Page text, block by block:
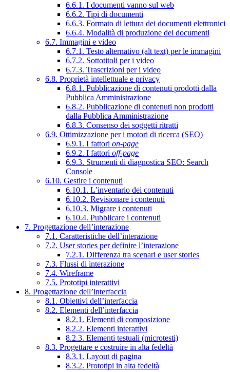
6.6.1. I documenti vanno sul web
6.6.2. Tipi di documenti
6.6.3. Formato di lettura dei documenti elettronici
6.6.4. Modalità di produzione dei documenti
6.7. Immagini e video
6.7.1. Testo alternativo (alt text) per le immagini
6.7.2. Sottotitoli per i video
6.7.3. Trascrizioni per i video
6.8. Proprietà intellettuale e privacy
6.8.1. Pubblicazione di contenuti prodotti dalla
Pubblica Amministrazione
6.8.2. Pubblicazione di contenuti non prodotti
dalla Pubblica Amministrazione
6.8.3. Consenso dei soggetti ritratti
6.9. Ottimizzazione per i motori di ricerca (SEO)
6.9.1. I fattori on-page
6.9.2. I fattori off-page
6.9.3. Strumenti di diagnostica SEO: Search
Console
6.10. Gestire i contenuti
6.10.1. L’inventario dei contenuti
6.10.2. Revisionare i contenuti
6.10.3. Migrare i contenuti
6.10.4. Pubblicare i contenuti
7. Progettazione dell’interazione
7.1. Caratteristiche dell’interazione
7.2. User stories per definire l’interazione
7.2.1. Differenza tra scenari e user stories
7.3. Flussi di interazione
7.4. Wireframe
7.5. Prototipi interattivi
8. Progettazione dell’interfaccia
8.1. Obiettivi dell’interfaccia
8.2. Elementi dell’interfaccia
8.2.1. Elementi di composizione
8.2.2. Elementi interattivi
8.2.3. Elementi testuali (microtesti)
8.3. Progettare e costruire in alta fedeltà
8.3.1. Layout di pagina
8.3.2. Prototipi in alta fedeltà